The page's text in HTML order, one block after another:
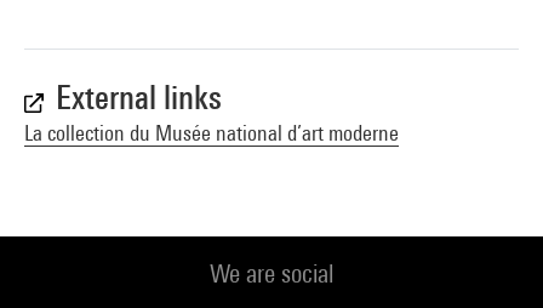
External links
La collection du Musée national d’art moderne
We are social